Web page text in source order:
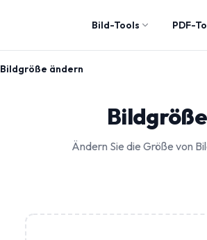
Bild-Tools PDF-
Bildgröße ändern
Ändern Sie die Größe von